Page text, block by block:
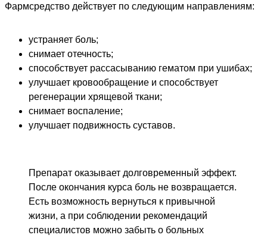
Фармсредство действует по следующим направлениям:
устраняет боль;
снимает отечность;
способствует рассасыванию гематом при ушибах;
улучшает кровообращение и способствует
регенерации хрящевой ткани;
снимает воспаление;
улучшает подвижность суставов.
Препарат оказывает долговременный эффект.
После окончания курса боль не возвращается.
Есть возможность вернуться к привычной
жизни, а при соблюдении рекомендаций
специалистов можно забыть о больных